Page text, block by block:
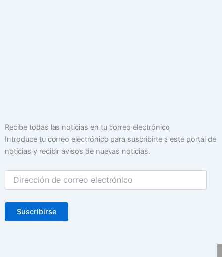
Recibe todas las noticias en tu correo electrónico
Introduce tu correo electrónico para suscribirte a este portal de
noticias y recibir avisos de nuevas noticias.
Dirección
de
electrónico
Suscribirse